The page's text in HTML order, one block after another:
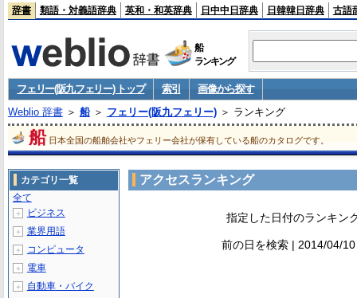
辞書 類語・対義語辞典 英和・和英辞典 日中中日辞典 日韓韓日辞典 古語
船
ランキング
フェリー(阪九フェリー) トップ 索引
画像から探す
Weblio 辞書＞ 船＞ フェリー(阪九フェリー)＞ ランキング
船 日本全国の船舶会社やフェリー会社が保有している船のカタログです。
アクセスランキング
指定した日付のランキン
前の日を検索 | 2014/04/
カテゴリ一覧
全て
＋ ビジネス
＋ 業界用語
＋ コンピュータ
＋ 電車
＋ 自動車・バイク